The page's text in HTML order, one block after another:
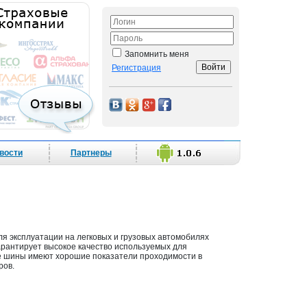
Запомнить меня
Регистрация
Партнеры
эксплуатации на легковых и грузовых автомобилях
высокое качество используемых для
имеют хорошие показатели проходимости в